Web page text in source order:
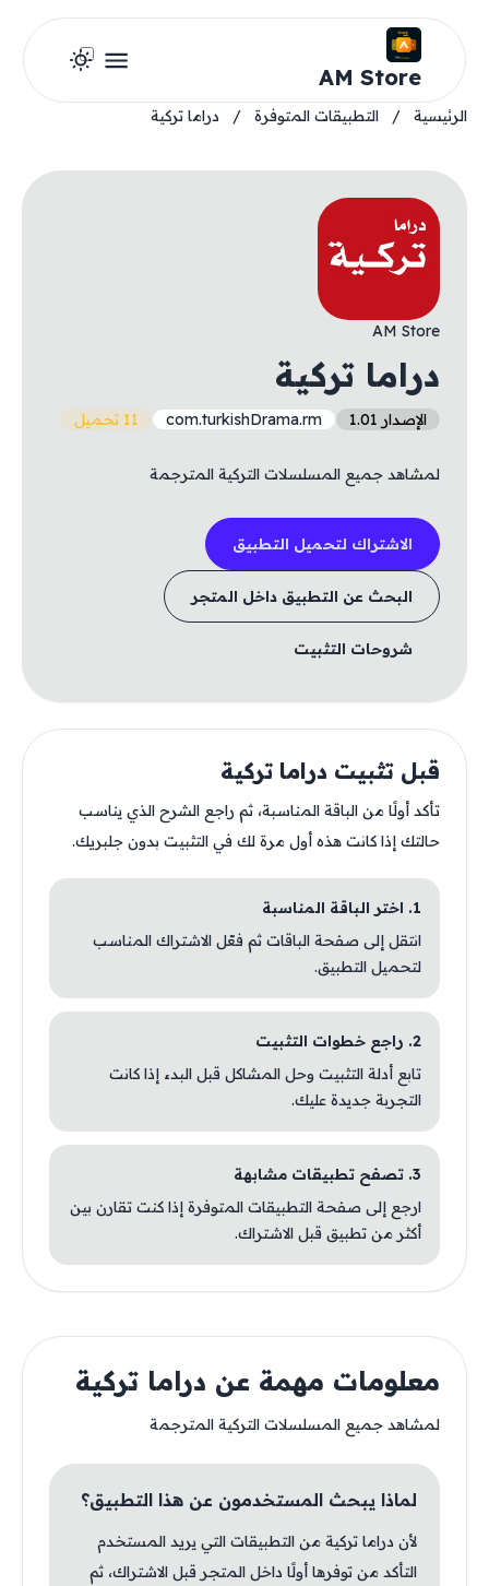
AM Store
الرئيسية / التطبيقات المتوفرة / دراما تركية
AM Store
دراما تركية
الإصدار 1.01 com.turkishDrama.rm 11 تحميل
لمشاهد جميع المسلسلات التركية المترجمة
الاشتراك لتحميل التطبيق
البحث عن التطبيق داخل المتجر
شروحات التثبيت
قبل تثبيت دراما تركية
تأكد أولًا من الباقة المناسبة، ثم راجع الشرح الذي يناسب
حالتك إذا كانت هذه أول مرة لك في التثبيت بدون جلبريك.
1. اختر الباقة المناسبة
انتقل إلى صفحة الباقات ثم فعّل الاشتراك المناسب
لتحميل التطبيق.
2. راجع خطوات التثبيت
تابع أدلة التثبيت وحل المشاكل قبل البدء إذا كانت
التجربة جديدة عليك.
3. تصفح تطبيقات مشابهة
ارجع إلى صفحة التطبيقات المتوفرة إذا كنت تقارن بين
أكثر من تطبيق قبل الاشتراك.
معلومات مهمة عن دراما تركية
لمشاهد جميع المسلسلات التركية المترجمة
لماذا يبحث المستخدمون عن هذا التطبيق؟
لأن دراما تركية من التطبيقات التي يريد المستخدم
التأكد من توفرها أولًا داخل المتجر قبل الاشتراك، ثم